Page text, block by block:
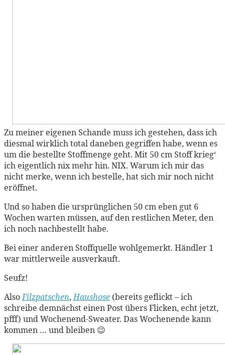
Zu meiner eigenen Schande muss ich gestehen, dass ich
diesmal wirklich total daneben gegriffen habe, wenn es
um die bestellte Stoffmenge geht. Mit 50 cm Stoff krieg‘
ich eigentlich nix mehr hin. NIX. Warum ich mir das
nicht merke, wenn ich bestelle, hat sich mir noch nicht
eröffnet.
Und so haben die ursprünglichen 50 cm eben gut 6
Wochen warten müssen, auf den restlichen Meter, den
ich noch nachbestellt habe.
Bei einer anderen Stoffquelle wohlgemerkt. Händler 1
war mittlerweile ausverkauft.
Seufz!
AlsoFilzpatschen,Haushose (bereits geflickt – ich
schreibe demnächst einen Post übers Flicken, echt jetzt,
pfff) und Wochenend-Sweater. Das Wochenende kann
kommen … und bleiben 😉